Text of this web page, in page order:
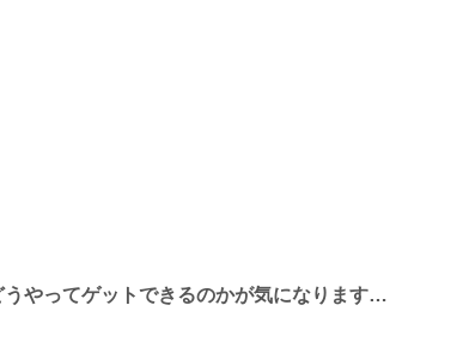
やってゲットできるのかが気になります…